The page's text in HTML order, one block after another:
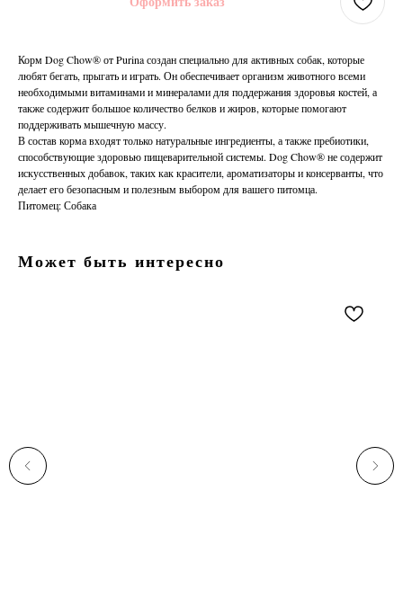
Корм Dog Chow® от Purina создан специально для активных собак, которые
любят бегать, прыгать и играть. Он обеспечивает организм животного всеми
необходимыми витаминами и минералами для поддержания здоровья костей, а
также содержит большое количество белков и жиров, которые помогают
поддерживать мышечную массу.
В состав корма входят только натуральные ингредиенты, а также пребиотики,
способствующие здоровью пищеварительной системы. Dog Chow® не содержит
искусственных добавок, таких как красители, ароматизаторы и консерванты, что
делает его безопасным и полезным выбором для вашего питомца.
Питомец: Собака
Может быть интересно